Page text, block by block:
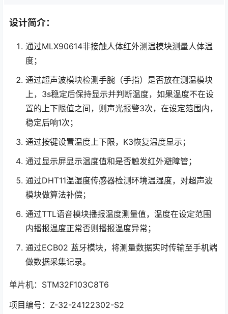
设计简介：
通过MLX90614非接触人体红外测温模块测量人体温
度；
通过超声波模块检测手腕（手指）是否放在测温模块
上，3s稳定后保持显示并判断温度，如果温度不在设
置的上下限值之间，则声光报警3次，在设定范围内，
稳定后响1次；
通过按键设置温度上下限，K3恢复温度显示；
通过显示屏显示温度值和是否触发红外避障管；
通过DHT11温湿度传感器检测环境温湿度，对超声波
模块做算法补偿；
通过TTL语音模块播报温度测量值，温度在设定范围
内播报温度正常否则播报温度异常；
通过ECB02 蓝牙模块，将测量数据实时传输至手机端
做数据采集记录。
单片机：STM32F103C8T6
项目编号：Z-32-24122302-S2